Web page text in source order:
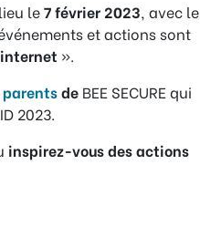
le7 février 2023, avec le
et actions sont
».
parentsde BEE SECURE qui
2023.
inspirez-vous des actions